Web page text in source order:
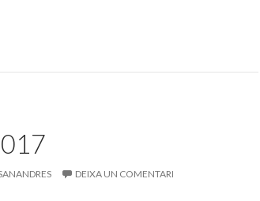
DEIXA UN COMENTARI